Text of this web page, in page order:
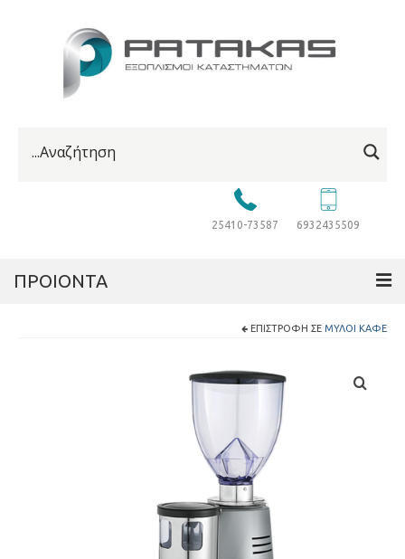
25410-73587 6932435509
ΠΡΟΙΟΝΤΑ
ΕΠΙΣΤΡΟΦΉ ΣΕ ΜΎΛΟΙ ΚΑΦΈ